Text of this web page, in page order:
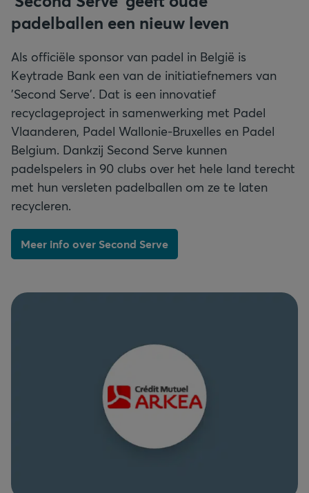
padelballen een nieuw leven
Als officiële sponsor van padel in België is
Keytrade Bank een van de initiatiefnemers van
'Second Serve'. Dat is een innovatief
recyclageproject in samenwerking met Padel
Vlaanderen, Padel Wallonie-Bruxelles en Padel
Belgium. Dankzij Second Serve kunnen
padelspelers in 90 clubs over het hele land terecht
met hun versleten padelballen om ze te laten
recycleren.
Meer info over Second Serve